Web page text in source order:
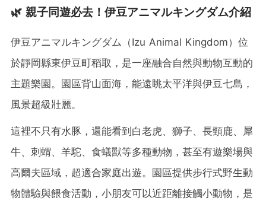
🌿 親子同遊必去！伊豆アニマルキングダム介紹
伊豆アニマルキングダム（Izu Animal Kingdom）位
於靜岡縣東伊豆町稻取，是一座融合自然與動物互動的
主題樂園。園區背山面海，能遠眺太平洋與伊豆七島，
風景超級壯麗。
這裡不只有水豚，還能看到白老虎、獅子、長頸鹿、犀
牛、刺蝟、羊駝、食蟻獸等多種動物，甚至有遊樂場與
高爾夫區域，超適合家庭出遊。園區提供步行式野生動
物體驗與餵食活動，小朋友可以近距離接觸小動物，是